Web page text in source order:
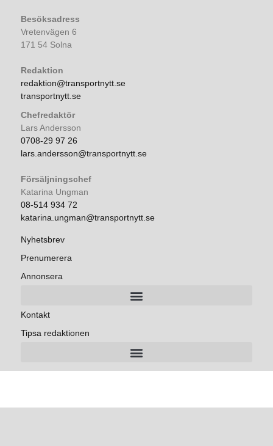
Besöksadress
Vretenvägen 6
171 54 Solna
Redaktion
redaktion@transportnytt.se
transportnytt.se
Chefredaktör
Lars Andersson
0708-29 97 26
lars.andersson@transportnytt.se
Försäljningschef
Katarina Ungman
08-514 934 72
katarina.ungman@transportnytt.se
Nyhetsbrev
Prenumerera
Annonsera
Kontakt
Tipsa redaktionen